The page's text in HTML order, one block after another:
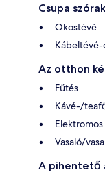
Csupa
Okostévé
Kábeltévé-
Az otthon
Fűtés
Kávé-/
Vasaló/
A pihentető